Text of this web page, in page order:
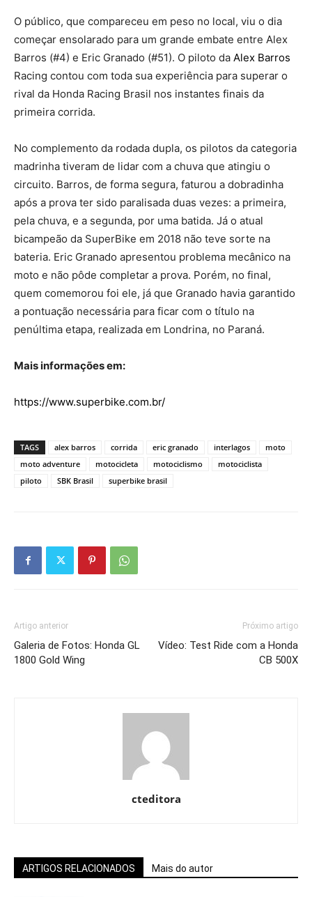
O público, que compareceu em peso no local, viu o dia
começar ensolarado para um grande embate entre Alex
Barros (#4) e Eric Granado (#51). O piloto da Alex Barros
Racing contou com toda sua experiência para superar o
rival da Honda Racing Brasil nos instantes finais da
primeira corrida.
No complemento da rodada dupla, os pilotos da categoria
madrinha tiveram de lidar com a chuva que atingiu o
circuito. Barros, de forma segura, faturou a dobradinha
após a prova ter sido paralisada duas vezes: a primeira,
pela chuva, e a segunda, por uma batida. Já o atual
bicampeão da SuperBike em 2018 não teve sorte na
bateria. Eric Granado apresentou problema mecânico na
moto e não pôde completar a prova. Porém, no final,
quem comemorou foi ele, já que Granado havia garantido
a pontuação necessária para ficar com o título na
penúltima etapa, realizada em Londrina, no Paraná.
Mais informações em:
https://www.superbike.com.br/
TAGS alex barros corrida eric granado interlagos
moto
moto adventure
motocicleta motociclismo
motociclista
piloto
SBK Brasil superbike brasil
Artigo anterior
Galeria de Fotos: Honda GL
1800 Gold Wing
Próximo artigo
Vídeo: Test Ride com a Honda
CB 500X
cteditora
ARTIGOS RELACIONADOS Mais do autor